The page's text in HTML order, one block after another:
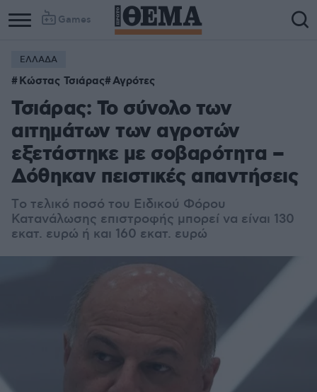
Games
ΕΛΛΑΔΑ
Κώστας Τσιάρας Αγρότες
Τσιάρας: Το σύνολο των
αιτημάτων των αγροτών
εξετάστηκε με σοβαρότητα –
Δόθηκαν πειστικές απαντήσεις
Tο τελικό ποσό του Ειδικού Φόρου
Κατανάλωσης επιστροφής μπορεί να είναι 130
εκατ. ευρώ ή και 160 εκατ. ευρώ